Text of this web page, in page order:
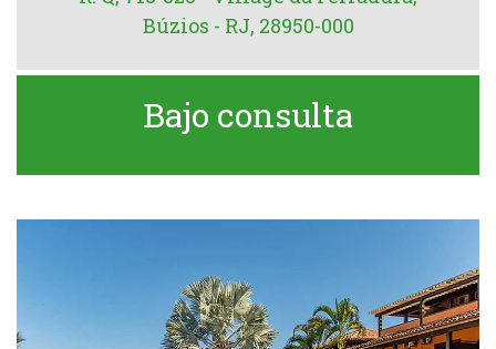
Búzios - RJ, 28950-000
Bajo consulta